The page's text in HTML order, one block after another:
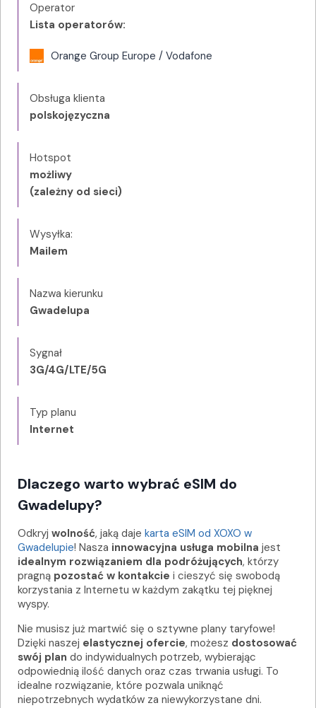
Operator
Lista operatorów:
Orange Group Europe / Vodafone
Obsługa klienta
polskojęzyczna
Hotspot
możliwy
(zależny od sieci)
Wysyłka:
Mailem
Nazwa kierunku
Gwadelupa
Sygnał
3G/4G/LTE/5G
Typ planu
Internet
Dlaczego warto wybrać eSIM do
Gwadelupy?
Odkryj wolność, jaką daje karta eSIM od XOXO w
Gwadelupie! Nasza innowacyjna usługa mobilna jest
idealnym rozwiązaniem dla podróżujących, którzy
pragną pozostać w kontakcie i cieszyć się swobodą
korzystania z Internetu w każdym zakątku tej pięknej
wyspy.
Nie musisz już martwić się o sztywne plany taryfowe!
Dzięki naszej elastycznej ofercie, możesz dostosować
swój plan do indywidualnych potrzeb, wybierając
odpowiednią ilość danych oraz czas trwania usługi. To
idealne rozwiązanie, które pozwala uniknąć
niepotrzebnych wydatków za niewykorzystane dni.